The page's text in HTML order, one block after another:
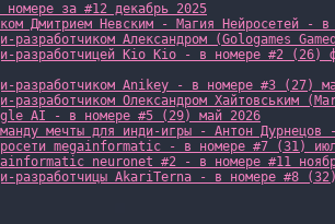
за #12 декабрь 2025
Дмитрием Невским - Магия Нейросетей -
разработчиком Александром (Gologames
разработчицей Kio Kio - в номере #2 (26)
разработчиком Anikey - в номере #3 (27)
разработчиком Олександром Хайтовським
AI - в номере #5 (29) май 2026
мечты для инди-игры - Антон
megainformatic - в номере #7 (31)
neuronet #2 - в номере #11
разработчицы AkariTerna - в номере #8